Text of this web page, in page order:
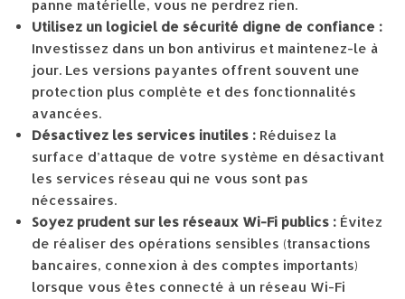
panne matérielle, vous ne perdrez rien.
Utilisez un logiciel de sécurité digne de confiance :
Investissez dans un bon antivirus et maintenez-le à
jour. Les versions payantes offrent souvent une
protection plus complète et des fonctionnalités
avancées.
Désactivez les services inutiles : Réduisez la
surface d’attaque de votre système en désactivant
les services réseau qui ne vous sont pas
nécessaires.
Soyez prudent sur les réseaux Wi-Fi publics : Évitez
de réaliser des opérations sensibles (transactions
bancaires, connexion à des comptes importants)
lorsque vous êtes connecté à un réseau Wi-Fi